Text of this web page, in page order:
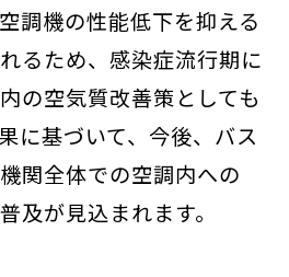
調機の性能低下を抑える
るため、感染症流行期に
の空気質改善策としても
に基づいて、今後、バス
関全体での空調内への
及が見込まれます。